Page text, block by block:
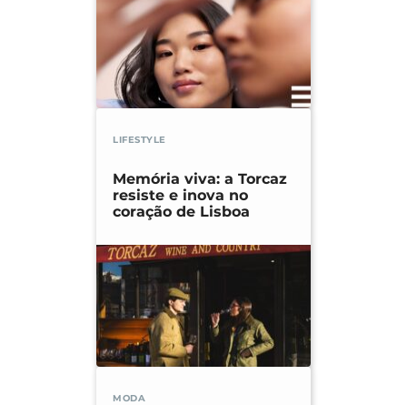
LIFESTYLE
Memória viva: a Torcaz
resiste e inova no
coração de Lisboa
MODA